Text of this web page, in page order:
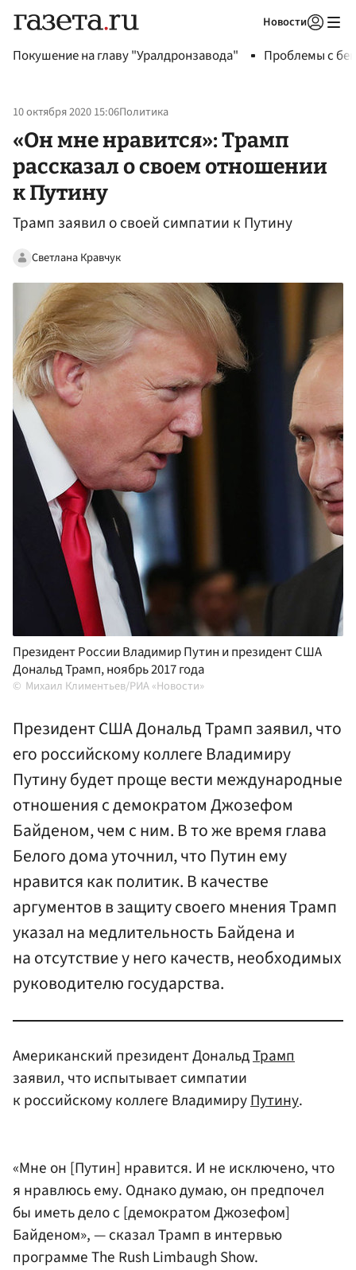
Новости
Покушение на главу "Уралдронзавода" Проблемы с
10 октября 2020 15:06Политика
«Он мне нравится»: Трамп
рассказал о своем отношении
к Путину
Трамп заявил о своей симпатии к Путину
Светлана Кравчук
Президент России Владимир Путин и президент США
Дональд Трамп, ноябрь 2017 года
Михаил Климентьев/РИА «Новости»
Президент США Дональд Трамп заявил, что
его российскому коллеге Владимиру
Путину будет проще вести международные
отношения с демократом Джозефом
Байденом, чем с ним. В то же время глава
Белого дома уточнил, что Путин ему
нравится как политик. В качестве
аргументов в защиту своего мнения Трамп
указал на медлительность Байдена и
на отсутствие у него качеств, необходимых
руководителю государства.
Американский президент ДональдТрамп
заявил, что испытывает симпатии
к российскому коллеге ВладимируПутину.
«Мне он [Путин] нравится. И не исключено, что
я нравлюсь ему. Однако думаю, он предпочел
бы иметь дело с [демократом Джозефом]
Байденом», — сказал Трамп в интервью
программе The Rush Limbaugh Show.